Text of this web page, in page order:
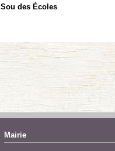
Sou des Écoles
Mairie